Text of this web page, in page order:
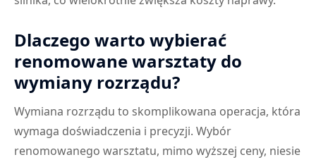
Dlaczego warto wybierać
renomowane warsztaty do
wymiany rozrządu?
Wymiana rozrządu to skomplikowana operacja, która
wymaga doświadczenia i precyzji. Wybór
renomowanego warsztatu, mimo wyższej ceny, niesie